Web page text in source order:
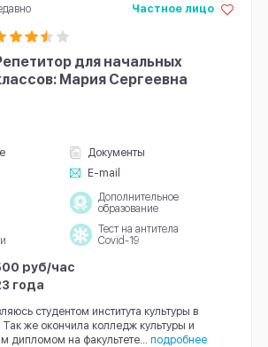
для начальных
Мария Сергеевна
Документы
E-mail
Частное лицо
Дополнительное
образование
Тест на антитела
Covid-19
руб/час
года
студентом института культуры в
же окончила колледж культуры и
дипломом на факультете...
подробнее